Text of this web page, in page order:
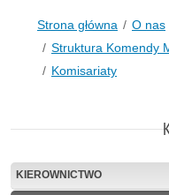
Strona główna
O nas
Struktura Komendy
Komisariaty
KIEROWNICTWO